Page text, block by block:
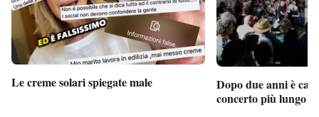
Le creme solari spiegate male
Dopo due anni è
concerto più lungo